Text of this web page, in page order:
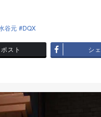
谷元 DQX
ポスト シ